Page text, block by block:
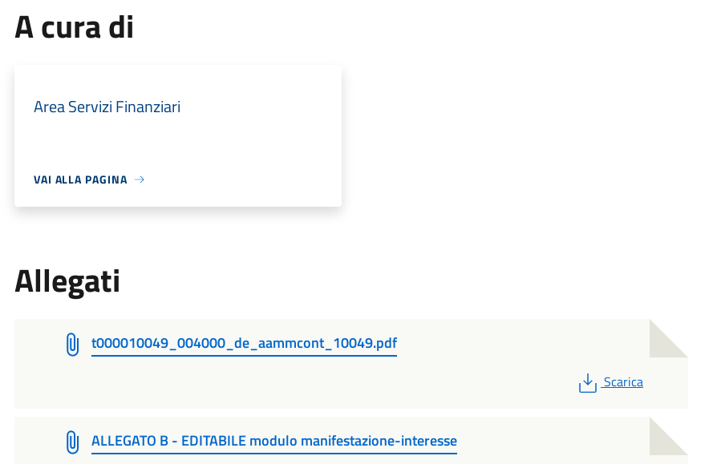
A cura di
Area Servizi Finanziari
VAI ALLA PAGINA
Allegati
t000010049_004000_de_aammcont_10049.pdf
PDF
Scarica
ALLEGATO B - EDITABILE modulo manifestazione-interesse